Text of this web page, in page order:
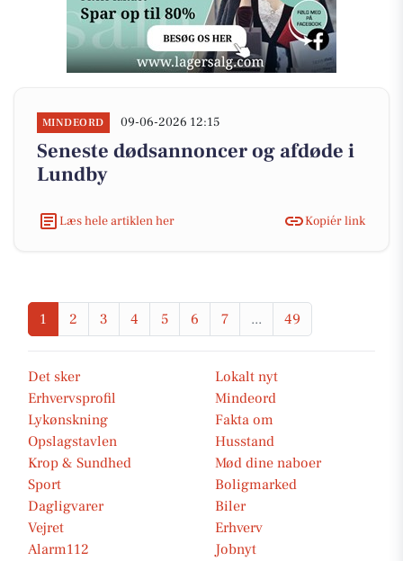
MINDEORD 09-06-2026 12:15
Seneste dødsannoncer og afdøde i
Lundby
Læs hele artiklen her Kopiér link
1 2 3 4 5 6 7 ... 49
Det sker
Lokalt nyt
Erhvervsprofil
Mindeord
Lykønskning
Fakta om
Opslagstavlen
Husstand
Krop & Sundhed
Mød dine naboer
Sport
Boligmarked
Dagligvarer
Biler
Vejret
Erhverv
Alarm112
Jobnyt